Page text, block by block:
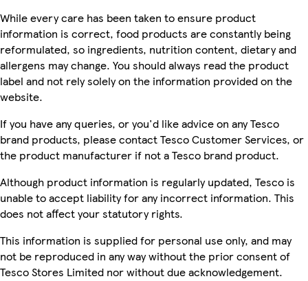
While every care has been taken to ensure product
information is correct, food products are constantly being
reformulated, so ingredients, nutrition content, dietary and
allergens may change. You should always read the product
label and not rely solely on the information provided on the
website.
If you have any queries, or you'd like advice on any Tesco
brand products, please contact Tesco Customer Services, or
the product manufacturer if not a Tesco brand product.
Although product information is regularly updated, Tesco is
unable to accept liability for any incorrect information. This
does not affect your statutory rights.
This information is supplied for personal use only, and may
not be reproduced in any way without the prior consent of
Tesco Stores Limited nor without due acknowledgement.